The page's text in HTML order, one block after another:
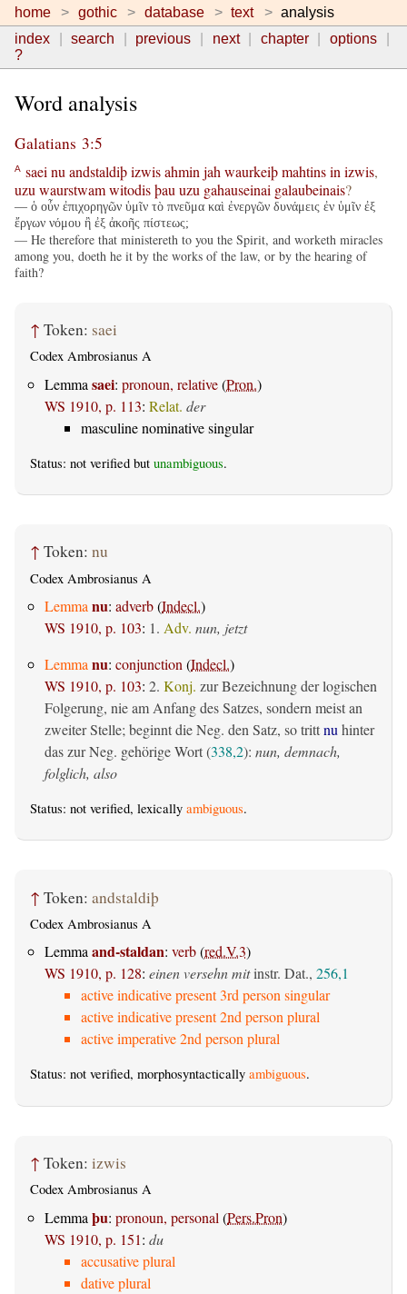
home gothic database text
analysis
index
search previous next chapter
options
?
Word analysis
Galatians 3:5
A saei nu andstaldiþizwisahmin jah waurkeiþmahtinsin izwis,
uzu waurstwamwitodisþau uzu gahauseinai galaubeinais?
— ὁ οὖν ἐπιχορηγῶν ὑμῖν τὸ πνεῦμα καὶ ἐνεργῶν δυνάμεις ἐν ὑμῖν ἐξ
ἔργων νόμου ἢ ἐξ ἀκοῆς πίστεως;
— He therefore that ministereth to you the Spirit, and worketh miracles
among you, doeth he it by the works of the law, or by the hearing of
faith?
↑ Token: saei
Codex Ambrosianus A
Lemma saei: pronoun, relative(Pron.)
WS 1910, p. 113: Relat. der
masculine nominative singular
Status: not verified but unambiguous.
↑ Token: nu
Codex Ambrosianus A
Lemma nu: adverb(Indecl.)
WS 1910, p. 103: 1. Adv. nun, jetzt
Lemma nu: conjunction (Indecl.)
WS 1910, p. 103: 2. Konj. zur Bezeichnung der logischen
Folgerung, nie am Anfang des Satzes, sondern meist an
zweiter Stelle; beginnt die Neg. den Satz, so trittnu hinter
das zur Neg. gehörige Wort (338,2): nun, demnach,
folglich, also
Status: not verified, lexically ambiguous.
↑ Token: andstaldiþ
Codex Ambrosianus A
Lemmaand-staldan: verb(red.V.3)
WS 1910, p. 128: einen versehn mitinstr. Dat., 256,1
active indicative present 3rd person singular
active indicative present 2nd person plural
active imperative 2nd person plural
Status: not verified, morphosyntactically ambiguous.
↑ Token: izwis
Codex Ambrosianus A
Lemma þu: pronoun, personal (Pers.Pron)
WS 1910, p. 151: du
accusative plural
dative plural